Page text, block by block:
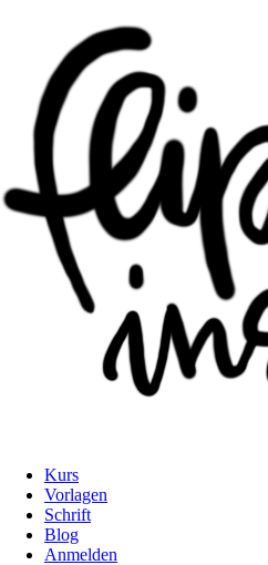
Kurs
Vorlagen
Schrift
Blog
Anmelden